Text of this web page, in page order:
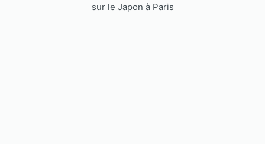
sur le Japon à Paris